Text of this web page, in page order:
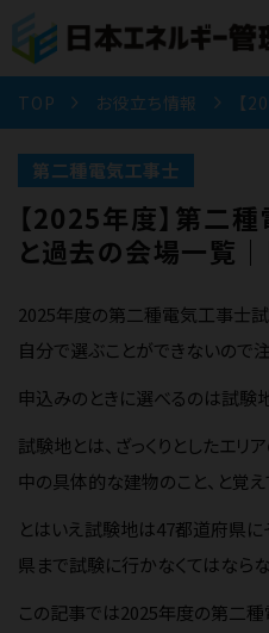
TOP お役立ち情報
第二種電気工事士
【2025年度】第二
と過去の会場一覧
2025年度の第二種電気工事士
自分で選ぶことができないので注
申込みのときに選べるのは試験
試験地とは、ざっくりとしたエリ
中の具体的な建物のこと、と覚え
とはいえ試験地は47都道府県に
県まで試験に行かなくてはなら
この記事では2025年度の第二